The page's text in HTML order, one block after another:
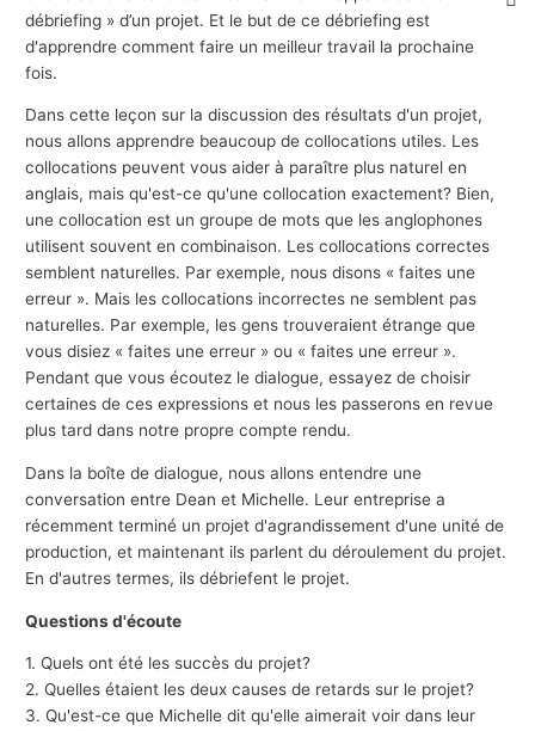
débriefing » d’un projet. Et le but de ce débriefing est
d'apprendre comment faire un meilleur travail la prochaine
fois.
Dans cette leçon sur la discussion des résultats d'un projet,
nous allons apprendre beaucoup de collocations utiles. Les
collocations peuvent vous aider à paraître plus naturel en
anglais, mais qu'est-ce qu'une collocation exactement? Bien,
une collocation est un groupe de mots que les anglophones
utilisent souvent en combinaison. Les collocations correctes
semblent naturelles. Par exemple, nous disons « faites une
erreur ». Mais les collocations incorrectes ne semblent pas
naturelles. Par exemple, les gens trouveraient étrange que
vous disiez « faites une erreur » ou « faites une erreur ».
Pendant que vous écoutez le dialogue, essayez de choisir
certaines de ces expressions et nous les passerons en revue
plus tard dans notre propre compte rendu.
Dans la boîte de dialogue, nous allons entendre une
conversation entre Dean et Michelle. Leur entreprise a
récemment terminé un projet d'agrandissement d'une unité de
production, et maintenant ils parlent du déroulement du projet.
En d'autres termes, ils débriefent le projet.
Questions d'écoute
1. Quels ont été les succès du projet?
2. Quelles étaient les deux causes de retards sur le projet?
3. Qu'est-ce que Michelle dit qu'elle aimerait voir dans leur